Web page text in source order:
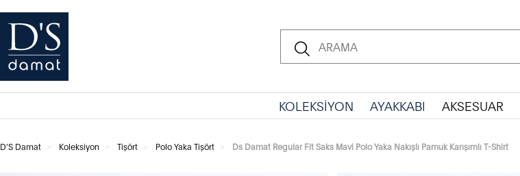
KOLEKSİYON AYAKKABI AKSESUAR
D'S Damat Koleksiyon Tişört Polo Yaka Tişört Ds Damat Regular Fit Saks Mavi Polo Yaka Nakışlı Pamuk Karışımlı T-Shirt